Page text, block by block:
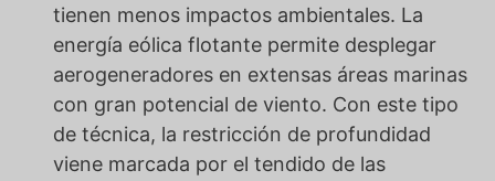
tienen menos impactos ambientales. La
energía eólica flotante permite desplegar
aerogeneradores en extensas áreas marinas
con gran potencial de viento. Con este tipo
de técnica, la restricción de profundidad
viene marcada por el tendido de las